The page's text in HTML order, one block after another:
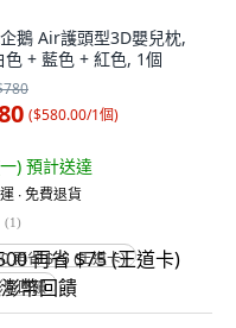
鵝 Air護頭型3D嬰兒枕,
色 + 藍色 + 紅色, 1個
($580.00/1個)
) 預計送達
∙ 免費退貨
(1)
再省 $75 (王道卡)
幣回饋